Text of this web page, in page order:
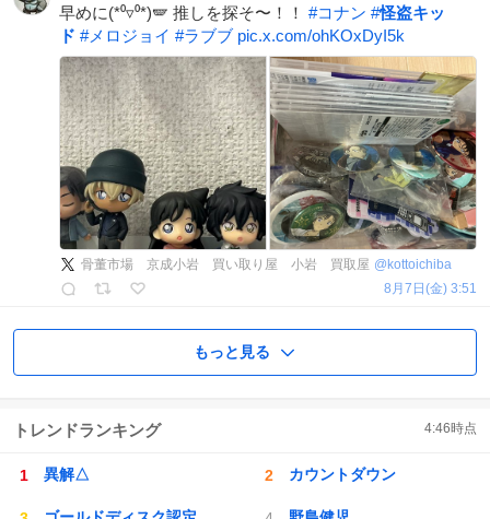
早めに(*⁰▿⁰*)🪽 推しを探そ〜！！ #コナン #怪盗キッ
ド #メロジョイ #ラブブ pic.x.com/ohKOxDyI5k
骨董市場 京成小岩 買い取り屋 小岩 買取屋 @ kottoichiba
8月7日(金) 3:51
もっと見る
トレンドランキング 4:46時点
異解△ カウントダウン